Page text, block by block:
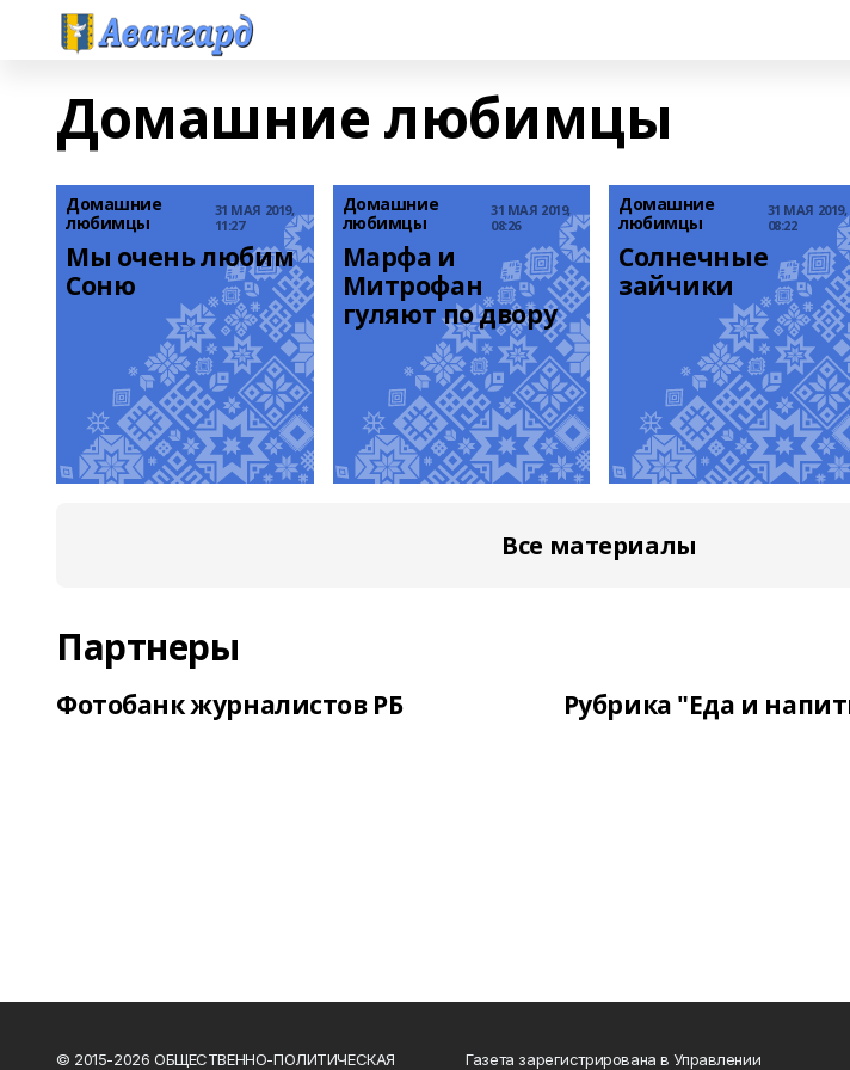
Домашние любимцы
Домашние
любимцы
31 МАЯ 2019,
11:27
Мы очень любим
Соню
Домашние
любимцы
31 МАЯ 2019,
08:26
Марфа и
Митрофан
гуляют по двору ﻿
Домашние
любимцы
31 МАЯ 2019,
08:22
Солнечные
зайчики﻿
Все материалы
Партнеры
Фотобанк журналистов РБ Рубрика "Еда и
© 2015-2026 ОБЩЕСТВЕННО-ПОЛИТИЧЕСКАЯ
Газета зарегистрирована в Управлении